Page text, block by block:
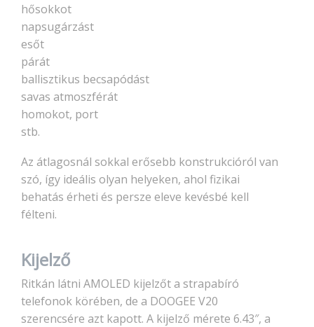
hősokkot
napsugárzást
esőt
párát
ballisztikus becsapódást
savas atmoszférát
homokot, port
stb.
Az átlagosnál sokkal erősebb konstrukcióról van
szó, így ideális olyan helyeken, ahol fizikai
behatás érheti és persze eleve kevésbé kell
félteni.
Kijelző
Ritkán látni AMOLED kijelzőt a strapabíró
telefonok körében, de a DOOGEE V20
szerencsére azt kapott. A kijelző mérete 6.43″, a